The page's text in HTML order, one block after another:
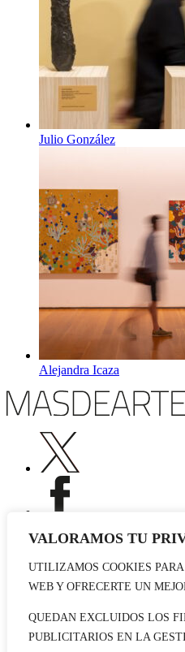
VALORAMOS TU
UTILIZAMOS COOKIES
WEB Y OFRECERTE UN
QUEDAN EXCLUIDOS LOS
PUBLICITARIOS EN LA
Julio González
Alejandra Icaza
Publicidad
Contacto
© 2026 masdearte. Información